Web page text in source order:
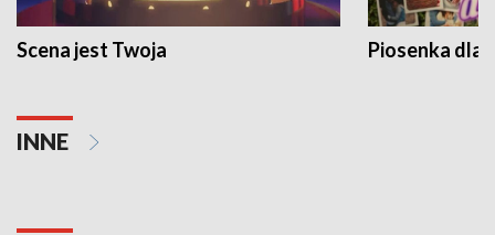
Scena jest Twoja Piosenka dla
INNE